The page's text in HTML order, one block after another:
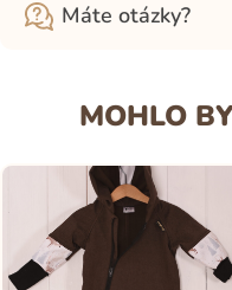
Máte otázky?
MOHLO